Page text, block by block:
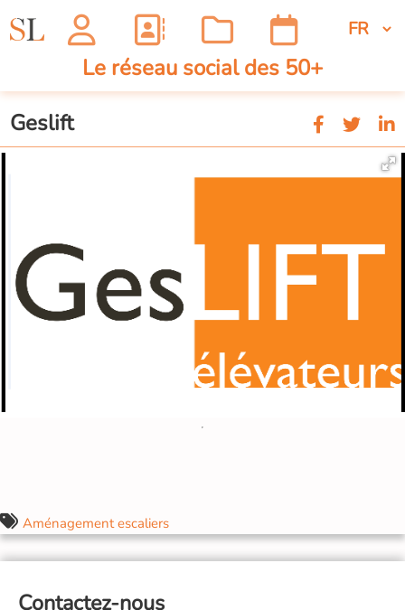
Le réseau social des 50+
Geslift
Aménagement escaliers
Contactez-nous